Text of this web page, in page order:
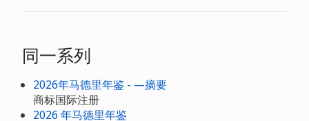
同一系列
2026年马德里年鉴 - —摘要
商标国际注册
2026 年马德里年鉴